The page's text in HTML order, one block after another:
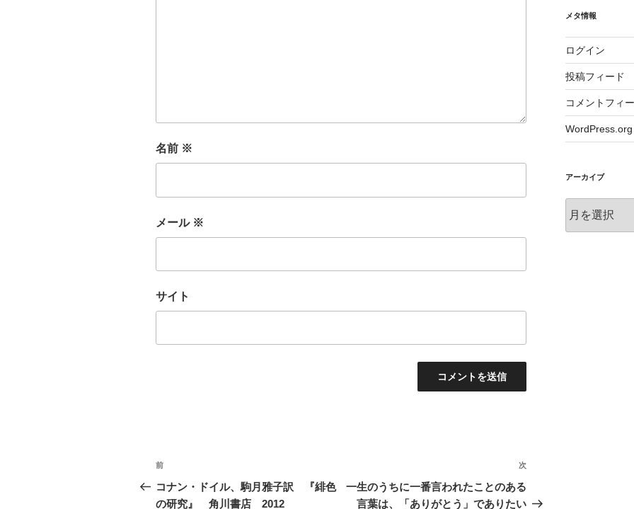
名前 ※
メール ※
サイト
投
稿
前
の
投
前
コナン・ドイル、駒月雅子訳 『緋色
の研究』 角川書店 2012
次
投
次
一生のうちに一番言われたことのある
言葉は、「ありがとう」でありたい
メタ情報
ログイン
投稿フィード
コメントフィ
WordPress.org
アーカイブ
ー